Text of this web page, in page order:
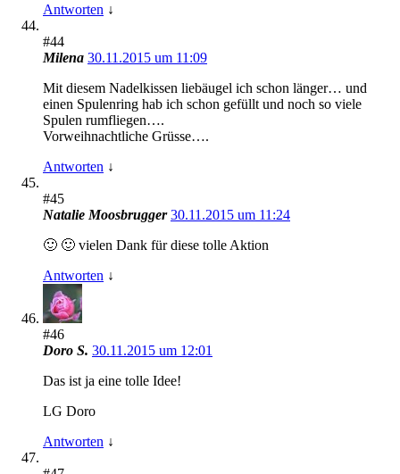
Antworten ↓
#44
Milena 30.11.2015 um 11:09
Mit diesem Nadelkissen liebäugel ich schon länger… und
einen Spulenring hab ich schon gefüllt und noch so viele
Spulen rumfliegen….
Vorweihnachtliche Grüsse….
Antworten ↓
#45
Natalie Moosbrugger 30.11.2015 um 11:24
🙂 🙂 vielen Dank für diese tolle Aktion
Antworten ↓
#46
Doro S. 30.11.2015 um 12:01
Das ist ja eine tolle Idee!
LG Doro
Antworten ↓